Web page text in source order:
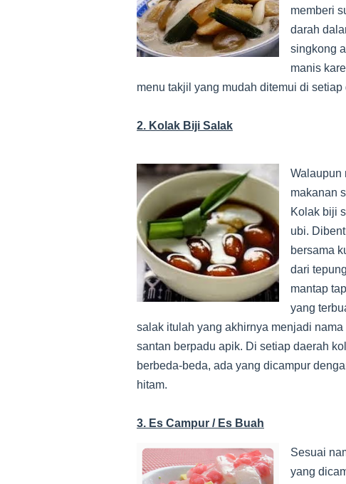
memberi
darah
singkong
manis
menu takjil yang mudah ditemui di setiap
2. Kolak Biji Salak
Walaupun
makanan
Kolak biji
ubi.
bersama
dari
mantap
yang
salak itulah yang akhirnya menjadi
santan berpadu apik. Di setiap daerah
berbeda-beda, ada yang dicampur
hitam.
3. Es Campur / Es Buah
Sesuai
yang